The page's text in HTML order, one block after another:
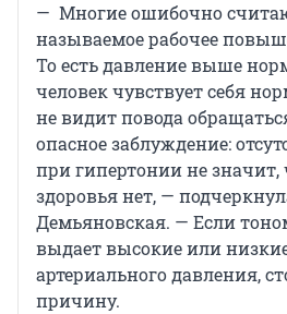
— Многие ошибочно
называемое рабочее
То есть давление выше
человек чувствует себя
не видит повода
опасное заблуждение:
при гипертонии не значит,
здоровья нет, —
Демьяновская. — Если
выдает высокие или
артериального давления,
причину.